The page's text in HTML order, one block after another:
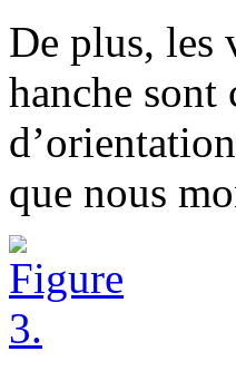
De plus, les
hanche sont
que nous